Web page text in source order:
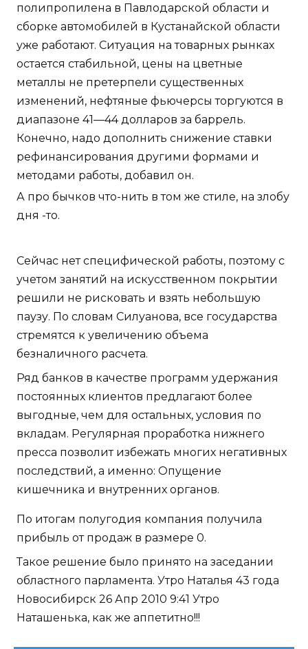
полипропилена в Павлодарской области и
сборке автомобилей в Кустанайской области
уже работают. Ситуация на товарных рынках
остается стабильной, цены на цветные
металлы не претерпели существенных
изменений, нефтяные фьючерсы торгуются в
диапазоне 41—44 долларов за баррель.
Конечно, надо дополнить снижение ставки
рефинансирования другими формами и
методами работы, добавил он.
А про бычков что-нить в том же стиле, на злобу
дня -то.
Сейчас нет специфической работы, поэтому с
учетом занятий на искусственном покрытии
решили не рисковать и взять небольшую
паузу. По словам Силуанова, все государства
стремятся к увеличению объема
безналичного расчета.
Ряд банков в качестве программ удержания
постоянных клиентов предлагают более
выгодные, чем для остальных, условия по
вкладам. Регулярная проработка нижнего
пресса позволит избежать многих негативных
последствий, а именно: Опущение
кишечника и внутренних органов.
По итогам полугодия компания получила
прибыль от продаж в размере 0.
Такое решение было принято на заседании
областного парламента. Утро Наталья 43 года
Новосибирск 26 Апр 2010 9:41 Утро
Наташенька, как же аппетитно!!!